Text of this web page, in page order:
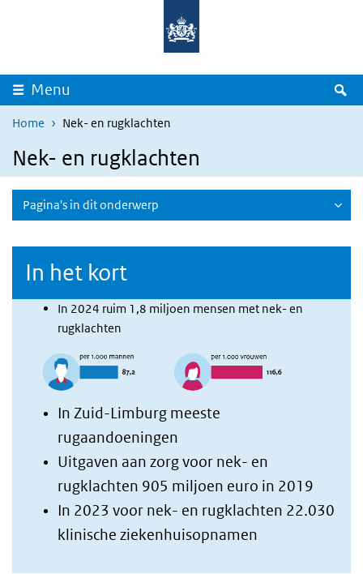
Overslaan en naar de inhoud gaan
Menu
Home Nek- en rugklachten
Nek- en rugklachten
Pagina's in dit onderwerp
In het kort
In 2024 ruim 1,8 miljoen mensen met nek- en
rugklachten
In Zuid-Limburg meeste
rugaandoeningen
Uitgaven aan zorg voor nek- en
rugklachten 905 miljoen euro in 2019
In 2023 voor nek- en rugklachten 22.030
klinische ziekenhuisopnamen